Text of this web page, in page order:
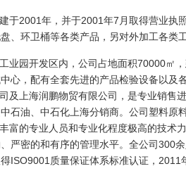
于2001年，并于2001年7月取得营业执
、环卫桶等各类产品，另对外加工各类
业园开发区内，公司占地面积70000㎡
心，配有全套先进的产品检验设备以及
及上海润鹏物贸有限公司，是专业销售
石油、中石化上海分销商。公司塑料原
富的专业人员和专业化程度极高的技术
严密的和有序的管理水平。全公司300
ISO9001质量保证体系标准认证，2011